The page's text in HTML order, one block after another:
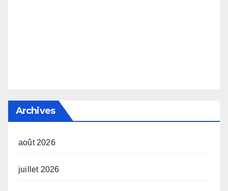
Archives
août 2026
juillet 2026